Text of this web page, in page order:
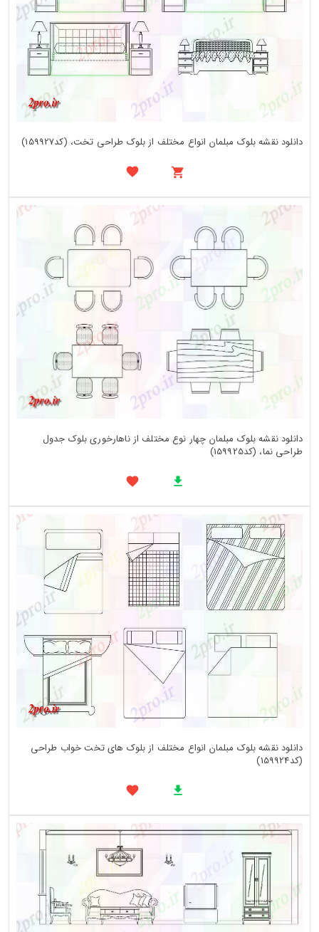
دانلود نقشه بلوک مبلمان انواع مختلف از بلوک طراحی تخت، (کد159927)
دانلود نقشه بلوک مبلمان چهار نوع مختلف از ناهارخوری بلوک جدول
طراحی نما، (کد159925)
دانلود نقشه بلوک مبلمان انواع مختلف از بلوک های تخت خواب طراحی
(کد159924)